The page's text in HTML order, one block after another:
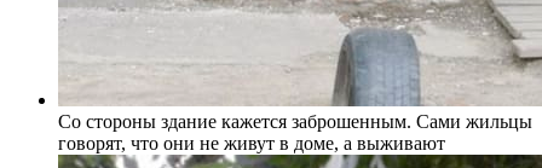
Со стороны здание кажется заброшенным. Сами жильцы
говорят, что они не живут в доме, а выживают